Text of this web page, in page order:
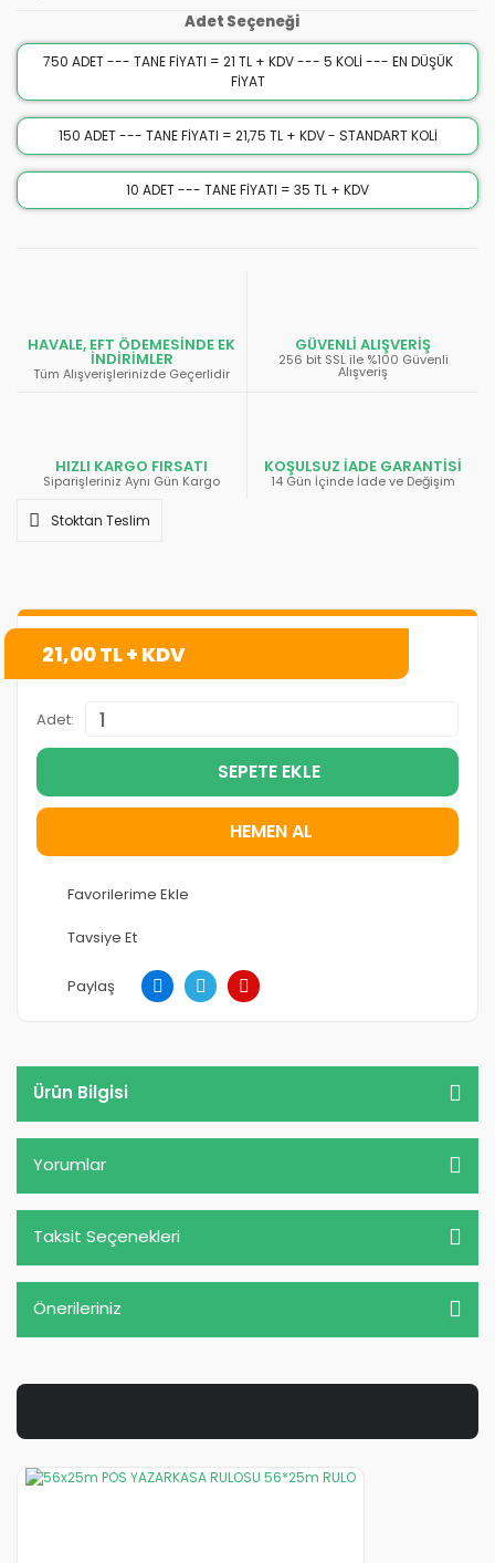
Adet Seçeneği
750 ADET --- TANE FİYATI = 21 TL + KDV --- 5 KOLİ --- EN DÜŞÜK
FİYAT
150 ADET --- TANE FİYATI = 21,75 TL + KDV - STANDART KOLİ
10 ADET --- TANE FİYATI = 35 TL + KDV
HAVALE, EFT ÖDEMESİNDE EK
İNDİRİMLER
Tüm Alışverişlerinizde Geçerlidir
GÜVENLİ ALIŞVERİŞ
256 bit SSL ile %100 Güvenli
Alışveriş
HIZLI KARGO FIRSATI
Siparişleriniz Aynı Gün Kargo
KOŞULSUZ İADE GARANTİSİ
14 Gün İçinde İade ve Değişim
Stoktan Teslim
21,00 TL + KDV
Adet:
SEPETE EKLE
HEMEN AL
Tavsiye Et
Paylaş
Ürün Bilgisi
Yorumlar
Taksit Seçenekleri
Önerileriniz